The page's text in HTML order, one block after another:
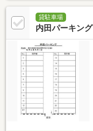
貸駐車場
内田パーキング